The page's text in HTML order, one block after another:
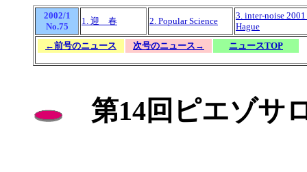
2002/1
No.75
1. 迎 春 2. Popular Science
3. inter-noise
Hague
←前号のニュース
次号のニュース→ ニュースTOP
第14回ピエゾサ